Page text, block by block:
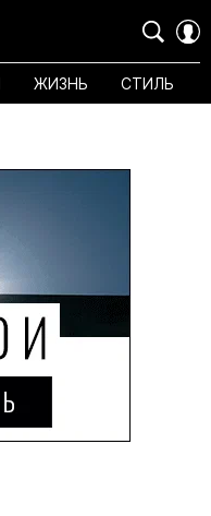
ЖИЗНЬ СТИЛЬ